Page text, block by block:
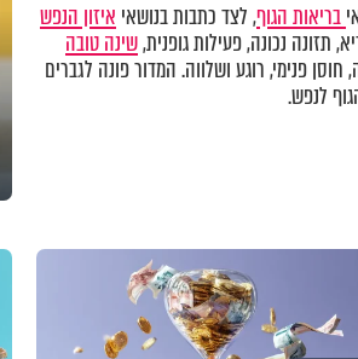
בריאות הגוף, לצד כתבות בנושאי איזון הנפש
תזונה נכונה, פעילות גופנית,שינה טובה
פנימי, רוגע ושלווה. המדור פונה לגברים
לנפש.